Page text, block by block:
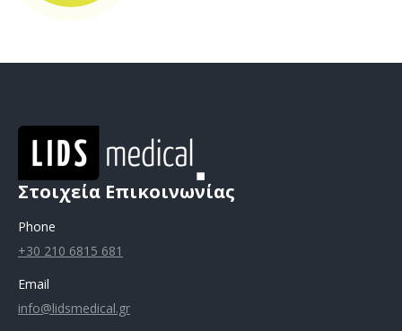
Στοιχεία Επικοινωνίας
Phone
+30 210 6815 681
Email
info@lidsmedical.gr